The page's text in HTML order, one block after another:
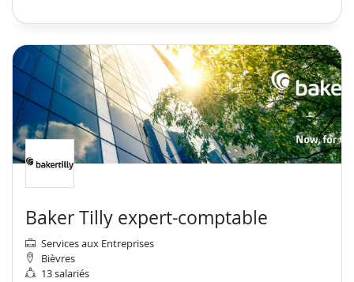
Baker Tilly expert-comptable
Services aux Entreprises
Bièvres
13 salariés